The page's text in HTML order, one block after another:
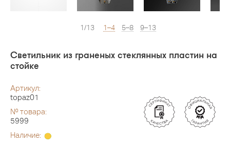
1/13 1–4 5–8 9–13
Светильник из граненых стеклянных пластин на
стойке
Артикул:
topaz01
№ товара:
5999
Наличие: